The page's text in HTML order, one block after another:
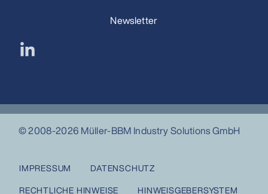
Newsletter
© 2008-2026 Müller-BBM Industry Solutions GmbH
IMPRESSUM
DATENSCHUTZ
RECHTLICHE HINWEISE
HINWEISGEBERSYSTEM